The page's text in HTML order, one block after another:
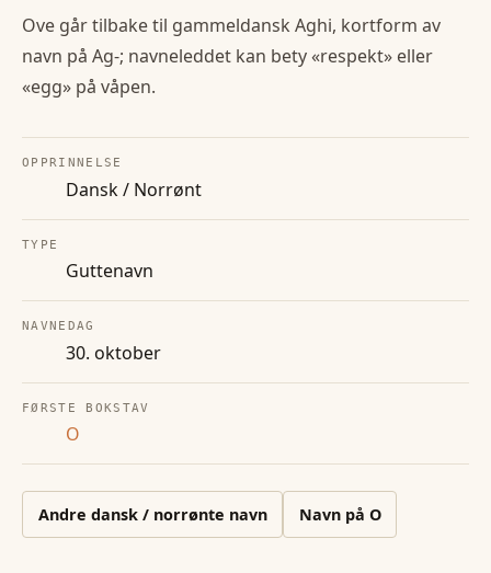
Ove går tilbake til gammeldansk Aghi, kortform av
navn på Ag-; navneleddet kan bety «respekt» eller
«egg» på våpen.
OPPRINNELSE
Dansk / Norrønt
TYPE
Guttenavn
NAVNEDAG
30. oktober
FØRSTE BOKSTAV
O
Andre dansk / norrønte navn Navn på O